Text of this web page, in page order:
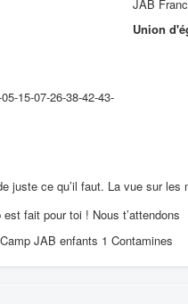
15-07-26-38-42-43-
JAB
Union
juste ce qu’il faut. La vue sur
fait pour toi ! Nous t’attendons
Camp JAB enfants 1 Contamines